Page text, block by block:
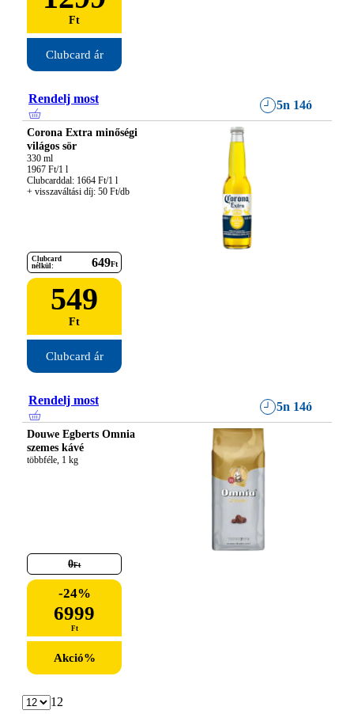
Ft
Clubcard ár
Rendelj most 5n 14ó
Corona Extra minőségi
világos sör
330 ml
1967 Ft/1 l
Clubcarddal: 1664 Ft/1 l
+ visszaváltási díj: 50 Ft/db
Clubcard
nélkül:
649Ft
549
Ft
Clubcard ár
Rendelj most 5n 14ó
Douwe Egberts Omnia
szemes kávé
többféle, 1 kg
0Ft
-24%
6999
Ft
Akció%
12